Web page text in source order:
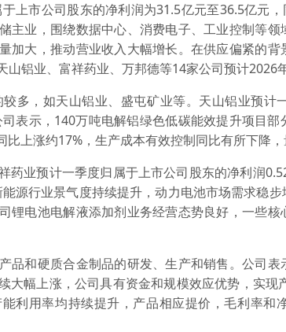
市公司股东的净利润为31.5亿元至36.5亿元，
主业，围绕数据中心、消费电子、工业控制等领
加大，推动营业收入大幅增长。在供应偏紧的
铝业、富祥药业、万邦德等14家公司预计2026
，如天山铝业、盛屯矿业等。天山铝业预计
表示，140万吨电解铝绿色低碳能效提升项目
上涨约17%，生产成本有效控制同比有所下降，
业预计一季度归属于上市公司股东的净利润
源行业景气度持续提升，动力电池市场需求稳
锂电池电解液添加剂业务经营态势良好，一些
和硬质合金制品的研发、生产和销售。公司表
大幅上涨，公司具有资金和规模效应优势，实现
利用率均持续提升，产品相应提价，毛利率和